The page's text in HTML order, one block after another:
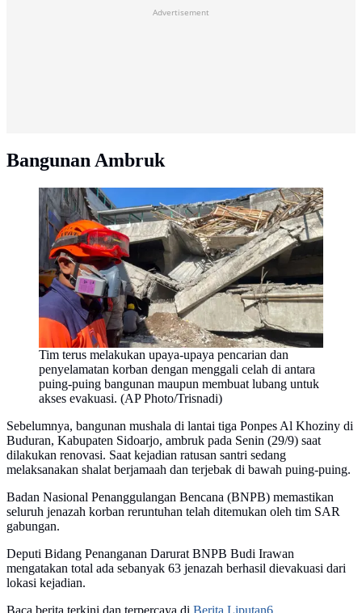
Advertisement
Bangunan Ambruk
Tim terus melakukan upaya-upaya pencarian dan
penyelamatan korban dengan menggali celah di antara
puing-puing bangunan maupun membuat lubang untuk
akses evakuasi. (AP Photo/Trisnadi)
Sebelumnya, bangunan mushala di lantai tiga Ponpes Al Khoziny di
Buduran, Kabupaten Sidoarjo, ambruk pada Senin (29/9) saat
dilakukan renovasi. Saat kejadian ratusan santri sedang
melaksanakan shalat berjamaah dan terjebak di bawah puing-puing.
Badan Nasional Penanggulangan Bencana (BNPB) memastikan
seluruh jenazah korban reruntuhan telah ditemukan oleh tim SAR
gabungan.
Deputi Bidang Penanganan Darurat BNPB Budi Irawan
mengatakan total ada sebanyak 63 jenazah berhasil dievakuasi dari
lokasi kejadian.
Baca berita terkini dan terpercaya di Berita Liputan6